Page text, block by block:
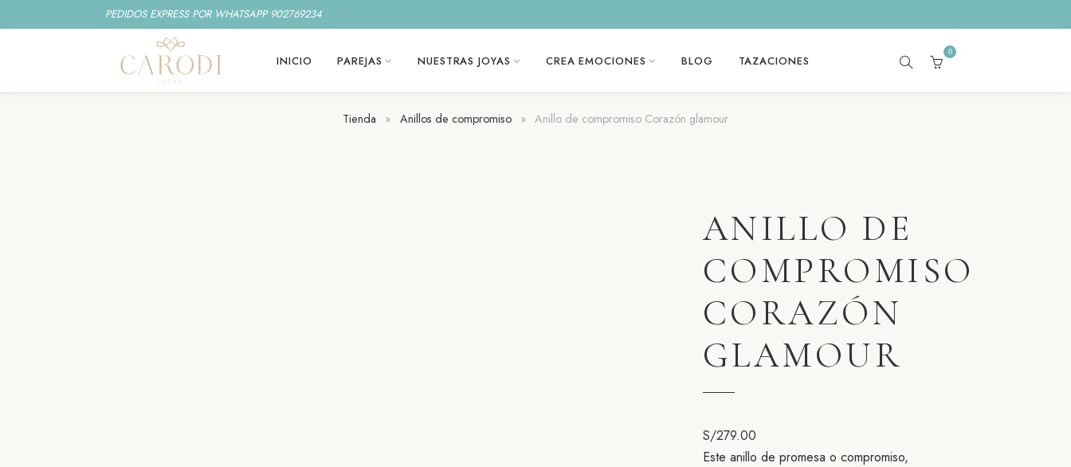
PEDIDOS EXPRESS POR WHATSAPP 902769234
INICIO PAREJAS NUESTRAS JOYAS CREA EMOCIONES BLOG TAZACIONES
SEARCH
0
Tienda » Anillos de compromiso » Anillo de compromiso Corazón glamour
ANILLO DE
COMPROMISO
CORAZÓN
GLAMOUR
S/279.00
Este anillo de promesa o compromiso,